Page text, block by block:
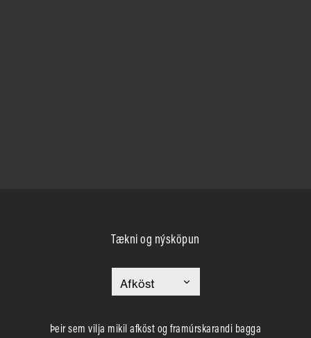
Tækni og nýsköpun
Þeir sem vilja mikil afköst og framúrskarandi bagga